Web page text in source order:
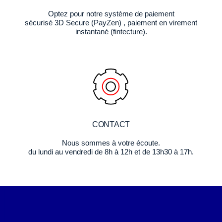
Optez pour notre système de paiement
sécurisé 3D Secure (PayZen) , paiement en virement
instantané (fintecture).
CONTACT
Nous sommes à votre écoute.
du lundi au vendredi de 8h à 12h et de 13h30 à 17h.